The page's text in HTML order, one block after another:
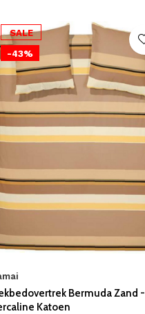
SALE
-43%
Bermuda Zand -
Katoen